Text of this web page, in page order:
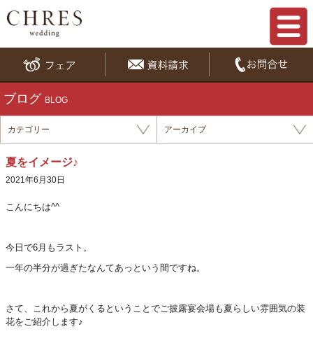
ブログ BLOG
カテゴリー アーカイブ
夏をイメージ♪
2021年6月30日
こんにちは^^
今日で6月もラスト。
一年の半分が過ぎたなんてあっという間ですね。
さて、これから夏がくるということでご披露宴会場も夏らしい雰囲気の装
花をご紹介します♪